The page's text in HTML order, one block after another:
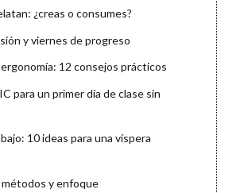
¿creas o consumes?
y viernes de progreso
12 consejos prácticos
para un primer día de clase sin
10 ideas para una víspera
y enfoque